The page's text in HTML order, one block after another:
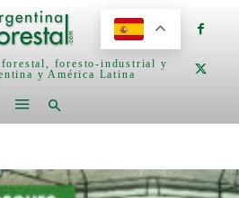
forestal, foresto-industrial y
y América Latina